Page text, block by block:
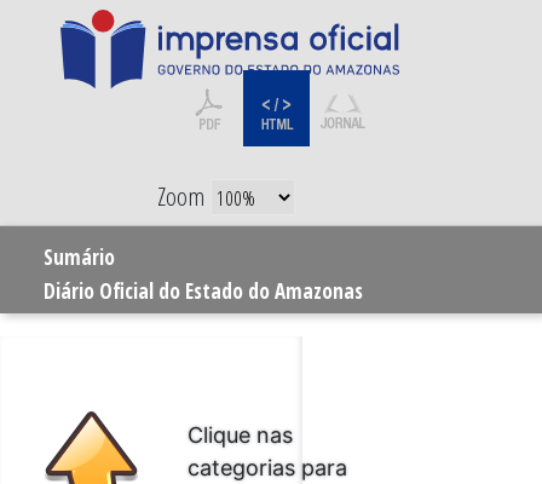
Zoom
Sumário
Diário Oficial do Estado do Amazonas
Clique nas
categorias para